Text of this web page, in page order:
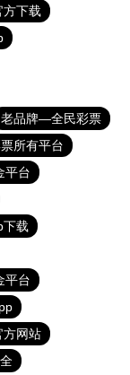
方下载
老品牌—全民彩票
所有平台
平台
下载
平台
方网站